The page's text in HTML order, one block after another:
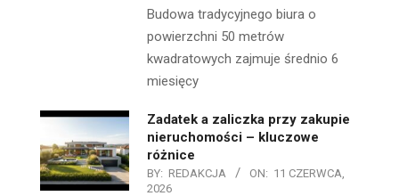
Budowa tradycyjnego biura o
powierzchni 50 metrów
kwadratowych zajmuje średnio 6
miesięcy
Zadatek a zaliczka przy zakupie
nieruchomości – kluczowe
różnice
BY: REDAKCJA ON: 11 CZERWCA,
2026